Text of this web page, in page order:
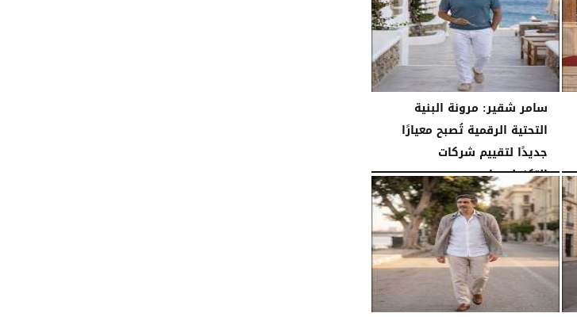
سامر شقير: مرونة البنية
التحتية الرقمية تُصبح معيارًا
جديدًا لتقييم شركات
التكنولوجيا...
الأحد، 26 يوليو 2026 07:03 مـ